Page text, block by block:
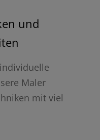
und
Maler
mit viel